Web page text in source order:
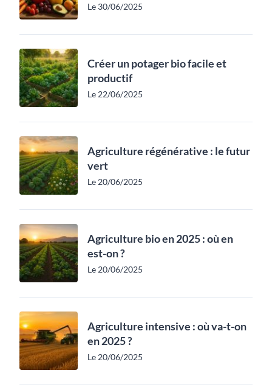
Le 30/06/2025
Créer un potager bio facile et
productif
Le 22/06/2025
Agriculture régénérative : le futur
vert
Le 20/06/2025
Agriculture bio en 2025 : où en
est-on ?
Le 20/06/2025
Agriculture intensive : où va-t-on
en 2025 ?
Le 20/06/2025